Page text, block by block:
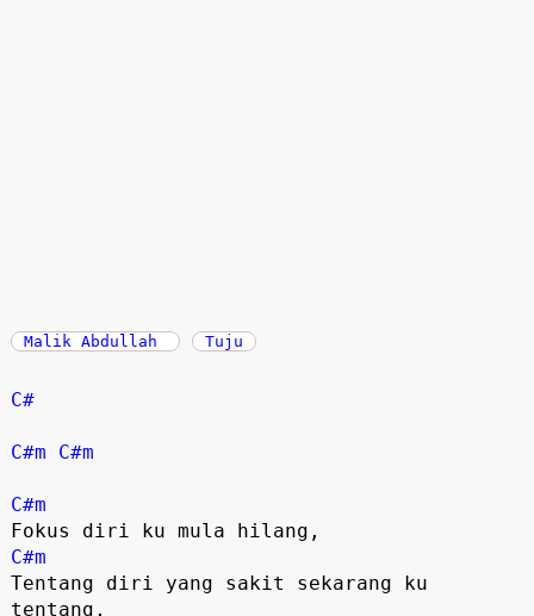
Malik Abdullah Tuju
C#
C#m C#m
C#m
C#m
Tentang diri yang sakit sekarang ku